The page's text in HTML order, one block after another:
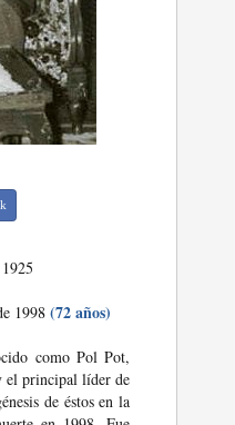
1998(72 años)
como Pol Pot,
el principal líder de
de éstos en la